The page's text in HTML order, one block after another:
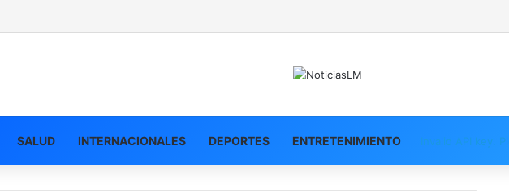
SALUD INTERNACIONALES DEPORTES ENTRETENIMIENTO Invalid API key.